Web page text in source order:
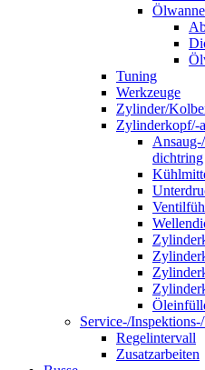
Tuning
Werkzeuge
Zylinder/
Zylinderkopf/-
dichtring
Service-/
Regelintervall
Zusatzarbeiten